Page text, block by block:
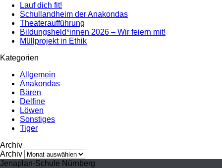
Lauf dich fit!
Schullandheim der Anakondas
Theateraufführung
Bildungsheld*innen 2026 – Wir feiern mit!
Müllprojekt in Ethik
Kategorien
Allgemein
Anakondas
Bären
Delfine
Löwen
Sonstiges
Tiger
Archiv
Archiv
Jenaplan-Schule Nürnberg